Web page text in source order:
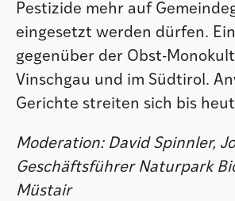
Pestizide mehr auf
eingesetzt werden dürfen.
gegenüber der Obst-
Vinschgau und im Südtirol.
Gerichte streiten sich bis
Moderation: David Spinnler,
Geschäftsführer Naturpark
Müstair